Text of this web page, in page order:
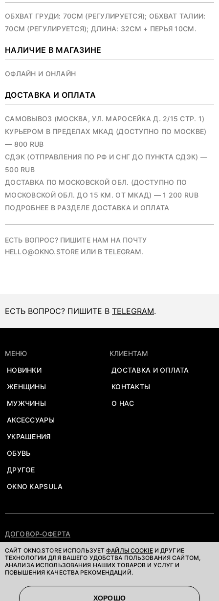
САЙТ OKNO.STORE ИСПОЛЬЗУЕТФАЙЛЫ COOKIEИ ДРУГИЕ
ТЕХНОЛОГИИ ДЛЯ ВАШЕГО УДОБСТВА ПОЛЬЗОВАНИЯ САЙТОМ,
АНАЛИЗА ИСПОЛЬЗОВАНИЯ НАШИХ ТОВАРОВ И УСЛУГ И
ПОВЫШЕНИЯ КАЧЕСТВА РЕКОМЕНДАЦИЙ.
ХОРОШО
ОБХВАТ ГРУДИ: 70СМ (РЕГУЛИРУЕТСЯ); ОБХВАТ ТАЛИИ:
70СМ (РЕГУЛИРУЕТСЯ); ДЛИНА: 32СМ + ПЕРЬЯ 10СМ.
НАЛИЧИЕ В МАГАЗИНЕ
ОФЛАЙН И ОНЛАЙН
ДОСТАВКА И ОПЛАТА
САМОВЫВОЗ (МОСКВА, УЛ. МАРОСЕЙКА Д. 2/15 СТР. 1)
КУРЬЕРОМ В ПРЕДЕЛАХ МКАД (ДОСТУПНО ПО МОСКВЕ)
— 800 RUB
СДЭК (ОТПРАВЛЕНИЯ ПО РФ И СНГ ДО ПУНКТА СДЭК) —
500 RUB
ДОСТАВКА ПО МОСКОВСКОЙ ОБЛ. (ДОСТУПНО ПО
МОСКОВСКОЙ ОБЛ. ДО 15 КМ. ОТ МКАД) — 1 200 RUB
ПОДРОБНЕЕ В РАЗДЕЛЕ ДОСТАВКА И ОПЛАТА
ЕСТЬ ВОПРОС? ПИШИТЕ НАМ НА ПОЧТУ
HELLO@OKNO.STORE ИЛИ ВTELEGRAM.
ЕСТЬ ВОПРОС? ПИШИТЕ В TELEGRAM.
МЕНЮ
НОВИНКИ
ЖЕНЩИНЫ
МУЖЧИНЫ
АКСЕССУАРЫ
УКРАШЕНИЯ
ОБУВЬ
ДРУГОЕ
OKNO KAPSULA
КЛИЕНТАМ
ДОСТАВКА И ОПЛАТА
КОНТАКТЫ
О НАС
ДОГОВОР-ОФЕРТА
ПОЛИТИКА КОНФИДЕНЦИАЛЬНОСТИ
©OKNOSTORE. ВСЕ ПРАВА ЗАЩИЩЕНЫ